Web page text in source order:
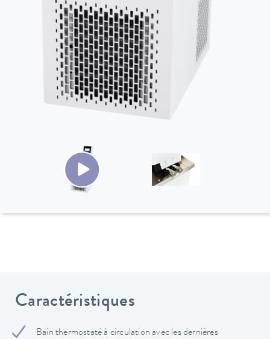
Caractéristiques
Bain thermostaté à circulation avec les dernières